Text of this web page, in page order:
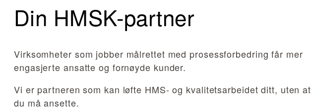
Din HMSK-partner
Virksomheter som jobber målrettet med prosessforbedring får mer
engasjerte ansatte og fornøyde kunder.
Vi er partneren som kan løfte HMS- og kvalitetsarbeidet ditt, uten at
du må ansette.